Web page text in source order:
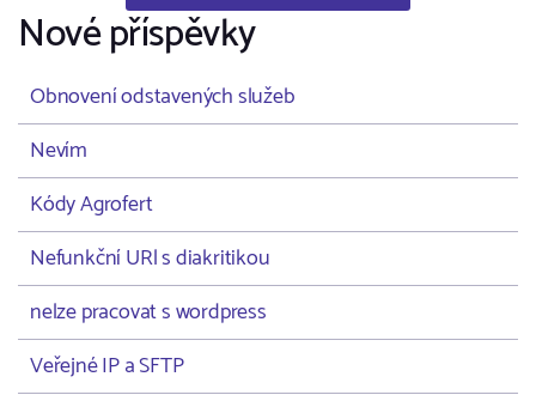
Nové příspěvky
Obnovení odstavených služeb
Nevím
Kódy Agrofert
Nefunkční URl s diakritikou
nelze pracovat s wordpress
Veřejné IP a SFTP